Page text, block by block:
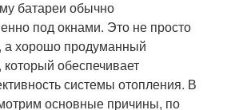
батареи обычно
под окнами. Это не просто
а хорошо продуманный
обеспечивает
системы отопления. В
основные причины, по